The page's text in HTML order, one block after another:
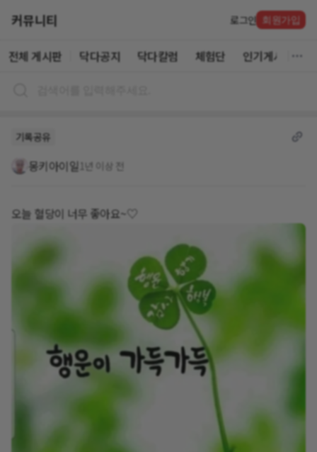
커뮤니티 로그인 회원가입
전체 게시판 닥다공지 닥다칼럼 체험단 인기게시글
기록공유
몽키아이일 1년 이상 전
오늘 혈당이 너무 좋아요~♡